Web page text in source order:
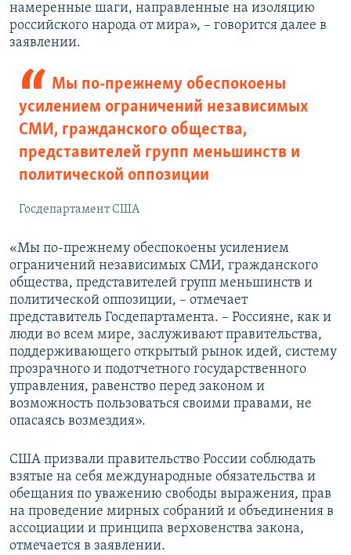
намеренные шаги, направленные на изоляцию
российского народа от мира», – говорится далее в
заявлении.
Мы по-прежнему обеспокоены
усилением ограничений независимых
СМИ, гражданского общества,
представителей групп меньшинств и
политической оппозиции
Госдепартамент США
«Мы по-прежнему обеспокоены усилением
ограничений независимых СМИ, гражданского
общества, представителей групп меньшинств и
политической оппозиции, – отмечает
представитель Госдепартамента. – Россияне, как и
люди во всем мире, заслуживают правительства,
поддерживающего открытый рынок идей, систему
прозрачного и подотчетного государственного
управления, равенство перед законом и
возможность пользоваться своими правами, не
опасаясь возмездия».
США призвали правительство России соблюдать
взятые на себя международные обязательства и
обещания по уважению свободы выражения, прав
на проведение мирных собраний и объединения в
ассоциации и принципа верховенства закона,
отмечается в заявлении.